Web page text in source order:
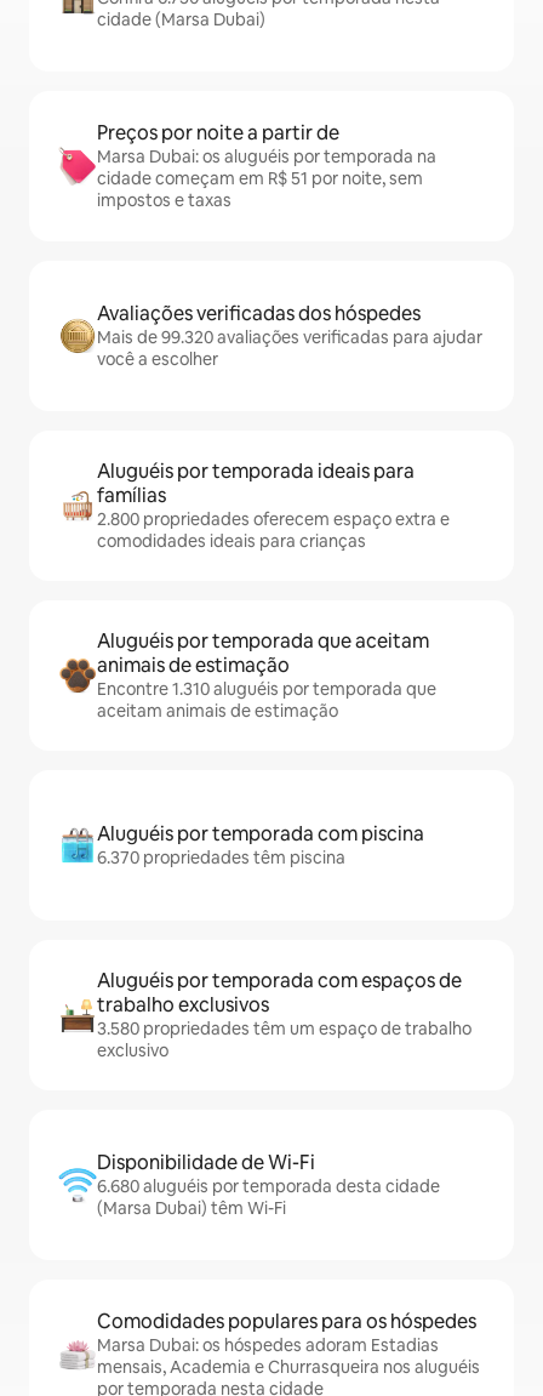
cidade (Marsa Dubai)
Preços por noite a partir de
Marsa Dubai: os aluguéis por temporada na
cidade começam em R$ 51 por noite, sem
impostos e taxas
Avaliações verificadas dos hóspedes
Mais de 99.320 avaliações verificadas para ajudar
você a escolher
Aluguéis por temporada ideais para
famílias
2.800 propriedades oferecem espaço extra e
comodidades ideais para crianças
Aluguéis por temporada que aceitam
animais de estimação
Encontre 1.310 aluguéis por temporada que
aceitam animais de estimação
Aluguéis por temporada com piscina
6.370 propriedades têm piscina
Aluguéis por temporada com espaços de
trabalho exclusivos
3.580 propriedades têm um espaço de trabalho
exclusivo
Disponibilidade de Wi-Fi
6.680 aluguéis por temporada desta cidade
(Marsa Dubai) têm Wi-Fi
Comodidades populares para os hóspedes
Marsa Dubai: os hóspedes adoram Estadias
mensais, Academia e Churrasqueira nos aluguéis
por temporada nesta cidade